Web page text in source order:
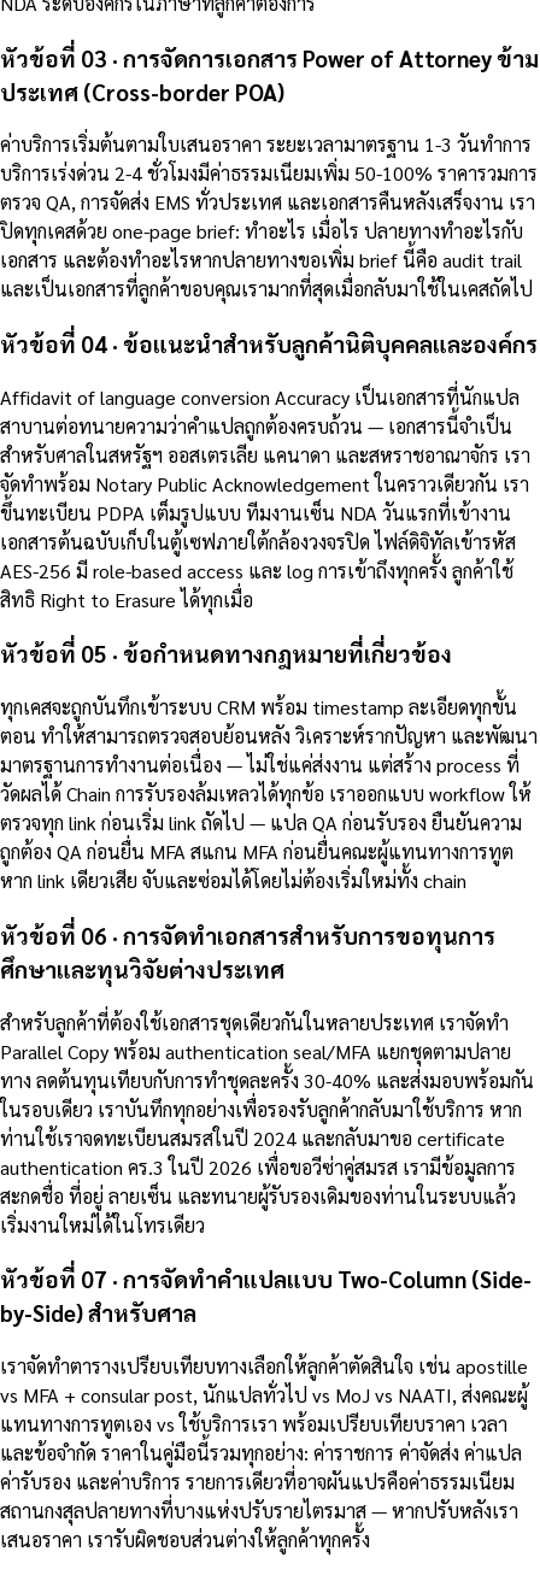
หัวข้อที่ 03 · การจัดการเอกสาร Power of Attorney ข้าม
ประเทศ (Cross-border POA)
ค่าบริการเริ่มต้นตามใบเสนอราคา ระยะเวลามาตรฐาน 1-3 วันทำการ
บริการเร่งด่วน 2-4 ชั่วโมงมีค่าธรรมเนียมเพิ่ม 50-100% ราคารวมการ
ตรวจ QA, การจัดส่ง EMS ทั่วประเทศ และเอกสารคืนหลังเสร็จงาน เรา
ปิดทุกเคสด้วย one-page brief: ทำอะไร เมื่อไร ปลายทางทำอะไรกับ
เอกสาร และต้องทำอะไรหากปลายทางขอเพิ่ม brief นี้คือ audit trail
และเป็นเอกสารที่ลูกค้าขอบคุณเรามากที่สุดเมื่อกลับมาใช้ในเคสถัดไป
หัวข้อที่ 04 · ข้อแนะนำสำหรับลูกค้านิติบุคคลและองค์กร
Affidavit of language conversion Accuracy เป็นเอกสารที่นักแปล
สาบานต่อทนายความว่าคำแปลถูกต้องครบถ้วน — เอกสารนี้จำเป็น
สำหรับศาลในสหรัฐฯ ออสเตรเลีย แคนาดา และสหราชอาณาจักร เรา
จัดทำพร้อม Notary Public Acknowledgement ในคราวเดียวกัน เรา
ขึ้นทะเบียน PDPA เต็มรูปแบบ ทีมงานเซ็น NDA วันแรกที่เข้างาน
เอกสารต้นฉบับเก็บในตู้เซฟภายใต้กล้องวงจรปิด ไฟล์ดิจิทัลเข้ารหัส
AES-256 มี role-based access และ log การเข้าถึงทุกครั้ง ลูกค้าใช้
สิทธิ Right to Erasure ได้ทุกเมื่อ
หัวข้อที่ 05 · ข้อกำหนดทางกฎหมายที่เกี่ยวข้อง
ทุกเคสจะถูกบันทึกเข้าระบบ CRM พร้อม timestamp ละเอียดทุกขั้น
ตอน ทำให้สามารถตรวจสอบย้อนหลัง วิเคราะห์รากปัญหา และพัฒนา
มาตรฐานการทำงานต่อเนื่อง — ไม่ใช่แค่ส่งงาน แต่สร้าง process ที่
วัดผลได้ Chain การรับรองล้มเหลวได้ทุกข้อ เราออกแบบ workflow ให้
ตรวจทุก link ก่อนเริ่ม link ถัดไป — แปล QA ก่อนรับรอง ยืนยันความ
ถูกต้อง QA ก่อนยื่น MFA สแกน MFA ก่อนยื่นคณะผู้แทนทางการทูต
หาก link เดียวเสีย จับและซ่อมได้โดยไม่ต้องเริ่มใหม่ทั้ง chain
หัวข้อที่ 06 · การจัดทำเอกสารสำหรับการขอทุนการ
ศึกษาและทุนวิจัยต่างประเทศ
สำหรับลูกค้าที่ต้องใช้เอกสารชุดเดียวกันในหลายประเทศ เราจัดทำ
Parallel Copy พร้อม authentication seal/MFA แยกชุดตามปลาย
ทาง ลดต้นทุนเทียบกับการทำชุดละครั้ง 30-40% และส่งมอบพร้อมกัน
ในรอบเดียว เราบันทึกทุกอย่างเพื่อรองรับลูกค้ากลับมาใช้บริการ หาก
ท่านใช้เราจดทะเบียนสมรสในปี 2024 และกลับมาขอ certificate
authentication คร.3 ในปี 2026 เพื่อขอวีซ่าคู่สมรส เรามีข้อมูลการ
สะกดชื่อ ที่อยู่ ลายเซ็น และทนายผู้รับรองเดิมของท่านในระบบแล้ว
เริ่มงานใหม่ได้ในโทรเดียว
หัวข้อที่ 07 · การจัดทำคำแปลแบบ Two-Column (Side-
by-Side) สำหรับศาล
เราจัดทำตารางเปรียบเทียบทางเลือกให้ลูกค้าตัดสินใจ เช่น apostille
vs MFA + consular post, นักแปลทั่วไป vs MoJ vs NAATI, ส่งคณะผู้
แทนทางการทูตเอง vs ใช้บริการเรา พร้อมเปรียบเทียบราคา เวลา
และข้อจำกัด ราคาในคู่มือนี้รวมทุกอย่าง: ค่าราชการ ค่าจัดส่ง ค่าแปล
ค่ารับรอง และค่าบริการ รายการเดียวที่อาจผันแปรคือค่าธรรมเนียม
สถานกงสุลปลายทางที่บางแห่งปรับรายไตรมาส — หากปรับหลังเรา
เสนอราคา เรารับผิดชอบส่วนต่างให้ลูกค้าทุกครั้ง